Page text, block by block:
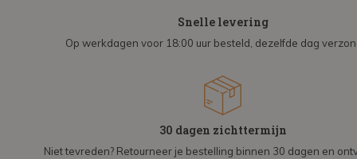
Snelle levering
Op werkdagen voor 18:00 uur besteld, dezelfde dag
30 dagen zichttermijn
Niet tevreden? Retourneer je bestelling binnen 30 dagen en